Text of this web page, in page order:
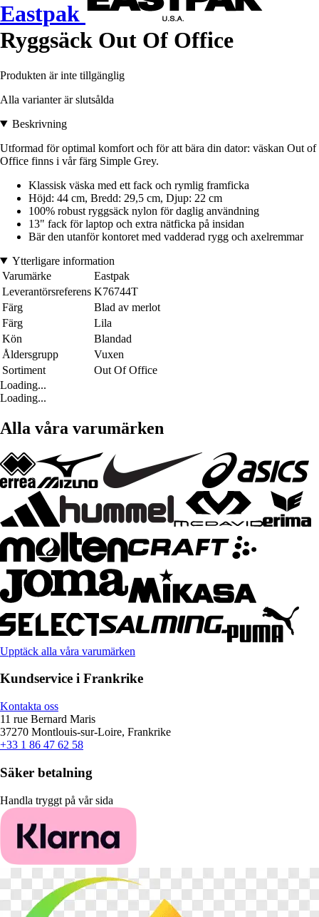
Eastpak
Ryggsäck Out Of Office
Produkten är inte tillgänglig
Alla varianter är slutsålda
Beskrivning
Utformad för optimal komfort och för att bära din dator: väskan Out of
Office finns i vår färg Simple Grey.
Klassisk väska med ett fack och rymlig framficka
Höjd: 44 cm, Bredd: 29,5 cm, Djup: 22 cm
100% robust ryggsäck nylon för daglig användning
13" fack för laptop och extra nätficka på insidan
Bär den utanför kontoret med vadderad rygg och axelremmar
Ytterligare information
Varumärke
Eastpak
Leverantörsreferens K76744T
Färg
Blad av merlot
Färg
Lila
Kön
Blandad
Åldersgrupp
Vuxen
Sortiment
Out Of Office
Loading...
Loading...
Alla våra varumärken
Upptäck alla våra varumärken
Kundservice i Frankrike
Kontakta oss
11 rue Bernard Maris
37270 Montlouis-sur-Loire, Frankrike
+33 1 86 47 62 58
Säker betalning
Handla tryggt på vår sida